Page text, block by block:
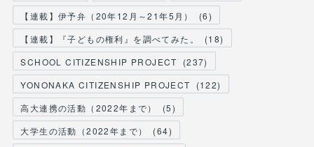
【連載】伊予弁（20年12月～21年5月）
(6)
【連載】『子どもの権利』を調べてみた。
(18)
SCHOOL CITIZENSHIP PROJECT
(237)
YONONAKA CITIZENSHIP PROJECT
(122)
高大連携の活動（2022年まで）
(5)
大学生の活動（2022年まで）
(64)